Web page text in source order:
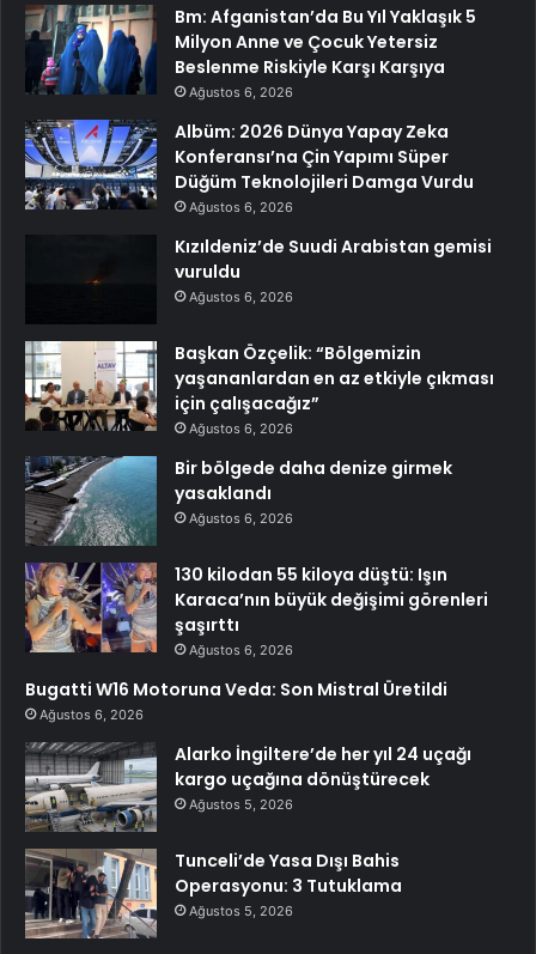
Bm: Afganistan’da Bu Yıl Yaklaşık 5
Milyon Anne ve Çocuk Yetersiz
Beslenme Riskiyle Karşı Karşıya
Ağustos 6, 2026
Albüm: 2026 Dünya Yapay Zeka
Konferansı’na Çin Yapımı Süper
Düğüm Teknolojileri Damga Vurdu
Ağustos 6, 2026
Kızıldeniz’de Suudi Arabistan gemisi
vuruldu
Ağustos 6, 2026
Başkan Özçelik: “Bölgemizin
yaşananlardan en az etkiyle çıkması
için çalışacağız”
Ağustos 6, 2026
Bir bölgede daha denize girmek
yasaklandı
Ağustos 6, 2026
130 kilodan 55 kiloya düştü: Işın
Karaca’nın büyük değişimi görenleri
şaşırttı
Ağustos 6, 2026
Bugatti W16 Motoruna Veda: Son Mistral Üretildi
Ağustos 6, 2026
Alarko İngiltere’de her yıl 24 uçağı
kargo uçağına dönüştürecek
Ağustos 5, 2026
Tunceli’de Yasa Dışı Bahis
Operasyonu: 3 Tutuklama
Ağustos 5, 2026